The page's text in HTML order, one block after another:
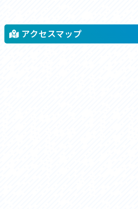
アクセスマップ